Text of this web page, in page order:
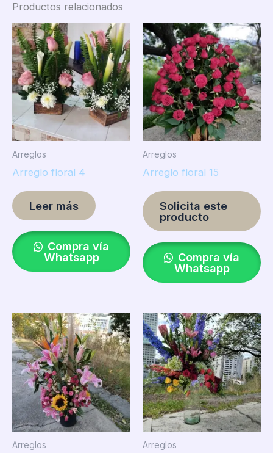
Productos relacionados
Arreglos
Arreglo floral 4
Leer más
Compra vía
Whatsapp
Arreglos
Arreglo floral 15
Solicita este
producto
Compra vía
Whatsapp
Arreglos Arreglos